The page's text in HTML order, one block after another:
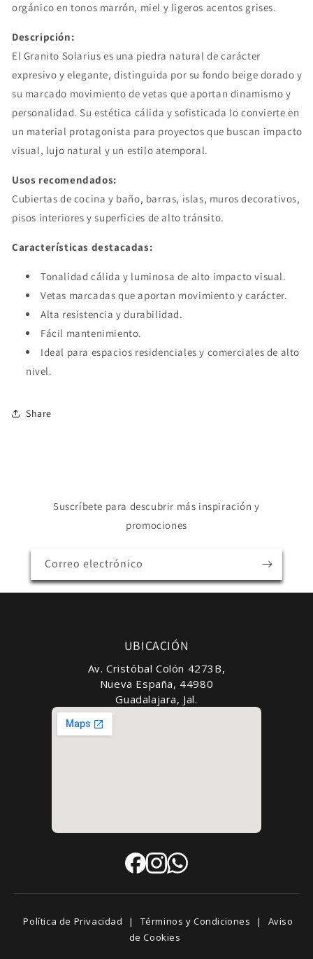
orgánico en tonos marrón, miel y ligeros acentos grises.
Descripción:
El Granito Solarius es una piedra natural de carácter
expresivo y elegante, distinguida por su fondo beige dorado y
su marcado movimiento de vetas que aportan dinamismo y
personalidad. Su estética cálida y sofisticada lo convierte en
un material protagonista para proyectos que buscan impacto
visual, lujo natural y un estilo atemporal.
Usos recomendados:
Cubiertas de cocina y baño, barras, islas, muros decorativos,
pisos interiores y superficies de alto tránsito.
Características destacadas:
Tonalidad cálida y luminosa de alto impacto visual.
Vetas marcadas que aportan movimiento y carácter.
Alta resistencia y durabilidad.
Fácil mantenimiento.
Ideal para espacios residenciales y comerciales de alto
nivel.
Share
Suscríbete para descubrir más inspiración y
promociones
Correo electrónico
UBICACIÓN
Av. Cristóbal Colón 4273B,
Nueva España, 44980
Guadalajara, Jal.
Política de Privacidad | Términos y Condiciones |
Aviso
de Cookies